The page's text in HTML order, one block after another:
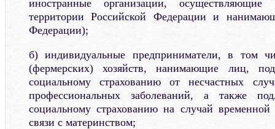
иностранные организации,
территории Российской Федерации и
Федерации);
б) индивидуальные предприниматели, в том
(фермерских) хозяйств, нанимающие лиц,
социальному страхованию от несчастных
профессиональных заболеваний, а также
социальному страхованию на случай
связи с материнством;